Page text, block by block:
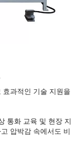
과적인 기술 지원을
통화 교육 및 현장 지
압박감 속에서도 비